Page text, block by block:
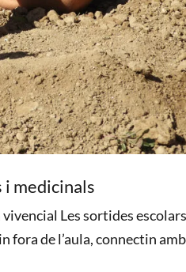
medicinals
Les sortides
fora de l’aula, connectin amb